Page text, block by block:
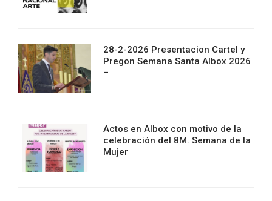
28-2-2026 Presentacion Cartel y
Pregon Semana Santa Albox 2026
–
Actos en Albox con motivo de la
celebración del 8M. Semana de la
Mujer